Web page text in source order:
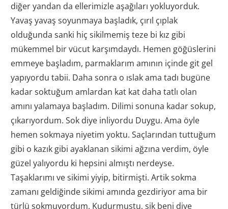
diğer yandan da ellerimizle aşağıları yokluyorduk.
Yavaş yavaş soyunmaya başladık, çırıl çıplak
olduğunda sanki hiç sikilmemiş teze bi kız gibi
mükemmel bir vücut karşımdaydı. Hemen göğüslerini
emmeye başladım, parmaklarım amının içinde git gel
yapıyordu tabii. Daha sonra o ıslak ama tadı bugüne
kadar soktuğum amlardan kat kat daha tatlı olan
amını yalamaya başladım. Dilimi sonuna kadar sokup,
çıkarıyordum. Sok diye inliyordu Duygu. Ama öyle
hemen sokmaya niyetim yoktu. Saçlarından tuttuğum
gibi o kazık gibi ayaklanan sikimi ağzına verdim, öyle
güzel yalıyordu ki hepsini almıştı nerdeyse.
Taşaklarımı ve sikimi yiyip, bitirmişti. Artik sokma
zamanı geldiğinde sikimi amında gezdiriyor ama bir
türlü sokmuyordum. Kudurmuştu, sik beni diye